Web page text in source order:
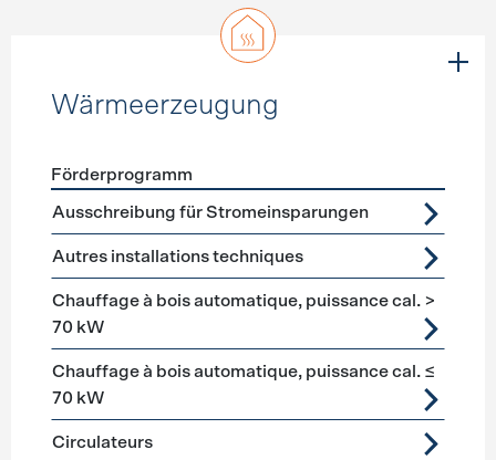
Wärmeerzeugung
Förderprogramme Wärmeerzeugung
Förderprogramm
Ausschreibung für Stromeinsparungen
Autres installations techniques
Chauffage à bois automatique, puissance cal. >
70 kW
Chauffage à bois automatique, puissance cal. ≤
70 kW
Circulateurs